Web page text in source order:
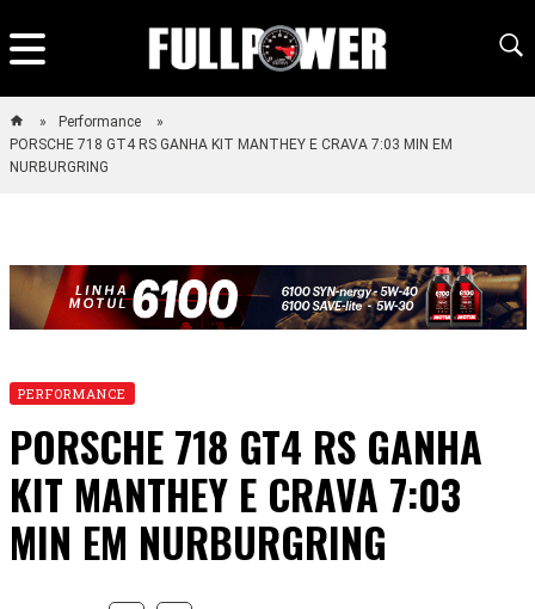
Performance
PORSCHE 718 GT4 RS GANHA KIT MANTHEY E CRAVA 7:03 MIN EM
NURBURGRING
PERFORMANCE
PORSCHE 718 GT4 RS GANHA
KIT MANTHEY E CRAVA 7:03
MIN EM NURBURGRING